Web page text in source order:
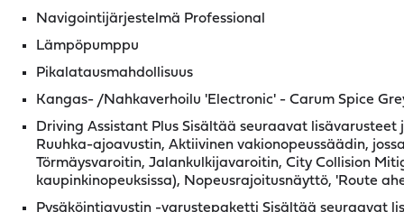
Navigointijärjestelmä Professional
Lämpöpumppu
Pikalatausmahdollisuus
Kangas- /Nahkaverhoilu 'Electronic' - Carum Spice
Driving Assistant Plus Sisältää seuraavat lisävarusteet
Ruuhka-ajoavustin, Aktiivinen vakionopeussäädin,
Törmäysvaroitin, Jalankulkijavaroitin, City Collision
kaupinkinopeuksissa), Nopeusrajoitusnäyttö, 'Route
Pysäköintiavustin -varustepaketti Sisältää seuraavat